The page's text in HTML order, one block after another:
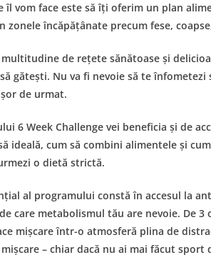
îl vom face este să îți oferim un plan
zonele încăpățânate precum fese,
multitudine de rețete sănătoase și
gătești. Nu va fi nevoie să te
de urmat.
6 Week Challenge vei beneficia și de
ideală, cum să combini alimentele și
o dietă strictă.
al programului constă în accesul la
care metabolismul tău are nevoie. De
mișcare într-o atmosferă plina de
– chiar dacă nu ai mai făcut sport